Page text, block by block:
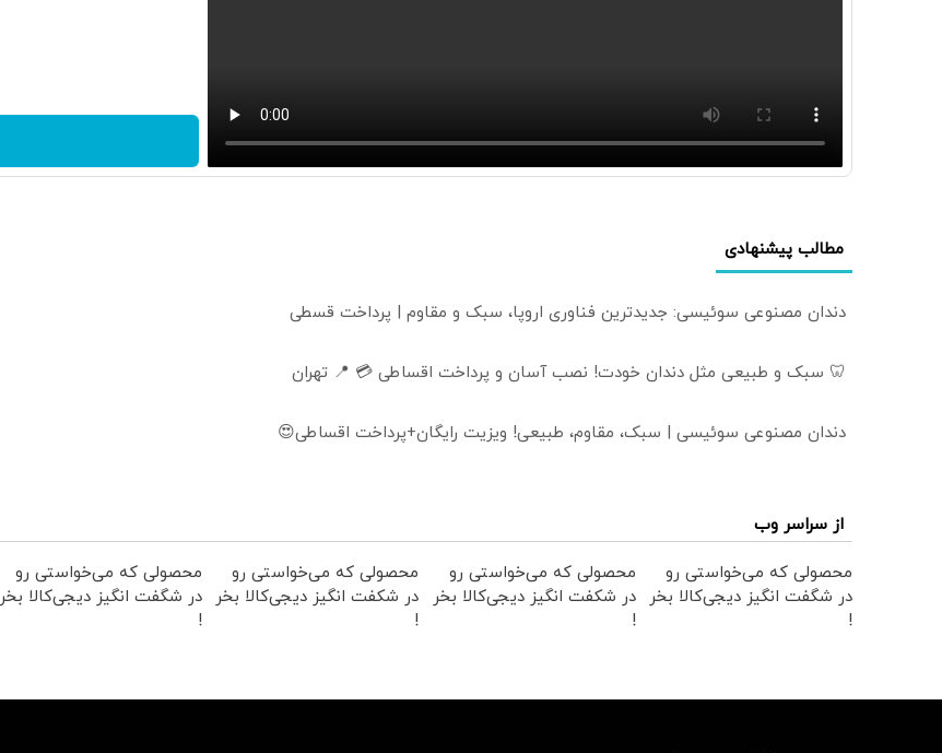
مطالب پیشنهادی
دندان مصنوعی سوئیسی: جدیدترین فناوری اروپا، سبک و مقاوم | پرداخت قسطی
🦷 سبک و طبیعی مثل دندان خودت! نصب آسان و پرداخت اقساطی 💳 📍 تهران
دندان مصنوعی سوئیسی | سبک، مقاوم، طبیعی! ویزیت رایگان+پرداخت اقساطی😍
از سراسر وب
محصولی که می‌خواستی رو
در شگفت انگیز دیجی‌کالا بخر
!
محصولی که می‌خواستی رو
در شکفت انگیز دیجی‌کالا بخر
!
محصولی که می‌خواستی رو
در شکفت انگیز دیجی‌کالا بخر
!
محصولی که می‌خواستی رو
در شگفت انگیز دیجی‌کالا بخر
!